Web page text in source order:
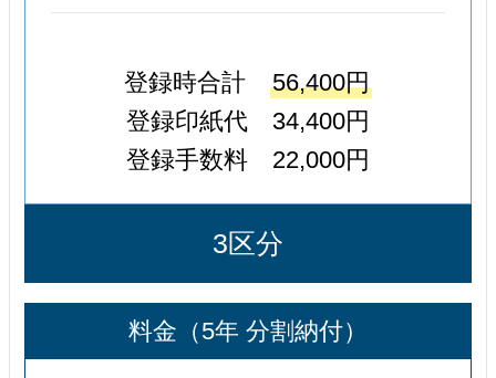
登録時合計 56,400円
登録印紙代 34,400円
登録手数料 22,000円
3区分
料金（5年 分割納付）